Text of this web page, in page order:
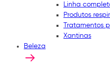
Linha
Produtos
Tratamentos
Xantinas
Beleza